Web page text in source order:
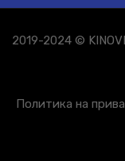
2019-2024 ©
Политика на